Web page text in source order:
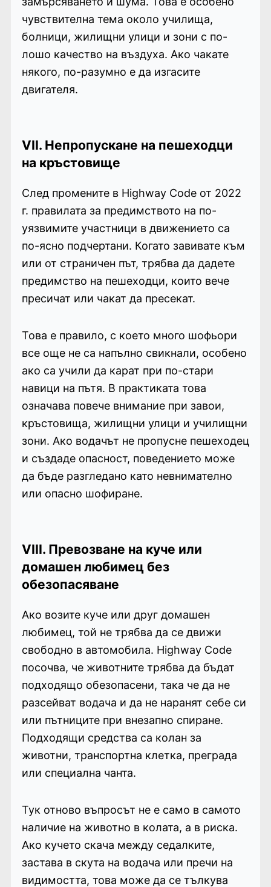
чувствителна тема около училища,
болници, жилищни улици и зони с по-
лошо качество на въздуха. Ако чакате
някого, по-разумно е да изгасите
двигателя.
VII. Непропускане на пешеходци
на кръстовище
След промените в Highway Code от 2022
г. правилата за предимството на по-
уязвимите участници в движението са
по-ясно подчертани. Когато завивате към
или от страничен път, трябва да дадете
предимство на пешеходци, които вече
пресичат или чакат да пресекат.
Това е правило, с което много шофьори
все още не са напълно свикнали, особено
ако са учили да карат при по-стари
навици на пътя. В практиката това
означава повече внимание при завои,
кръстовища, жилищни улици и училищни
зони. Ако водачът не пропусне пешеходец
и създаде опасност, поведението може
да бъде разгледано като невнимателно
или опасно шофиране.
VIII. Превозване на куче или
домашен любимец без
обезопасяване
Ако возите куче или друг домашен
любимец, той не трябва да се движи
свободно в автомобила. Highway Code
посочва, че животните трябва да бъдат
подходящо обезопасени, така че да не
разсейват водача и да не наранят себе си
или пътниците при внезапно спиране.
Подходящи средства са колан за
животни, транспортна клетка, преграда
или специална чанта.
Тук отново въпросът не е само в самото
наличие на животно в колата, а в риска.
Ако кучето скача между седалките,
застава в скута на водача или пречи на
видимостта, това може да се тълкува